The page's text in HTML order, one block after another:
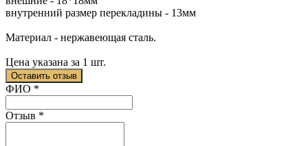
внутренний размер перекладины - 13мм
Материал - нержавеющая сталь.
Цена указана за 1 шт.
Оставить отзыв
Ваш отзыв был отправлен!
ФИО *
Отзыв *